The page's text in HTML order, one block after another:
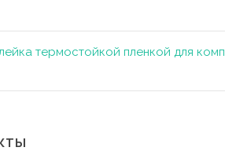
термостойкой пленкой для